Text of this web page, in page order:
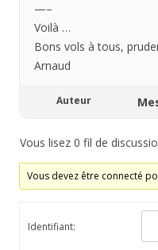
—–
Voilà …
Bons vols à tous,
Arnaud
Auteur
Vous lisez 0 fil de
Vous devez être connecté
Identifiant: